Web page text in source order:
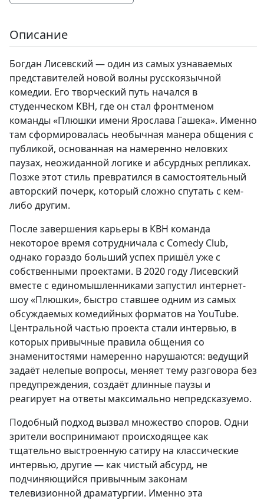
Описание
Богдан Лисевский — один из самых узнаваемых
представителей новой волны русскоязычной
комедии. Его творческий путь начался в
студенческом КВН, где он стал фронтменом
команды «Плюшки имени Ярослава Гашека». Именно
там сформировалась необычная манера общения с
публикой, основанная на намеренно неловких
паузах, неожиданной логике и абсурдных репликах.
Позже этот стиль превратился в самостоятельный
авторский почерк, который сложно спутать с кем-
либо другим.
После завершения карьеры в КВН команда
некоторое время сотрудничала с Comedy Club,
однако гораздо больший успех пришёл уже с
собственными проектами. В 2020 году Лисевский
вместе с единомышленниками запустил интернет-
шоу «Плюшки», быстро ставшее одним из самых
обсуждаемых комедийных форматов на YouTube.
Центральной частью проекта стали интервью, в
которых привычные правила общения со
знаменитостями намеренно нарушаются: ведущий
задаёт нелепые вопросы, меняет тему разговора без
предупреждения, создаёт длинные паузы и
реагирует на ответы максимально непредсказуемо.
Подобный подход вызвал множество споров. Одни
зрители воспринимают происходящее как
тщательно выстроенную сатиру на классические
интервью, другие — как чистый абсурд, не
подчиняющийся привычным законам
телевизионной драматургии. Именно эта